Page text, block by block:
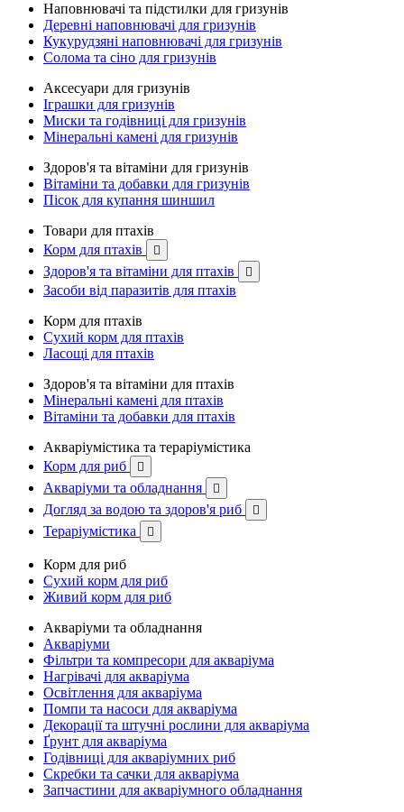
Наповнювачі та підстилки для гризунів
Деревні наповнювачі для гризунів
Кукурудзяні наповнювачі для гризунів
Солома та сіно для гризунів
Аксесуари для гризунів
Іграшки для гризунів
Миски та годівниці для гризунів
Мінеральні камені для гризунів
Здоров'я та вітаміни для гризунів
Вітаміни та добавки для гризунів
Пісок для купання шиншил
Товари для птахів
Корм для птахів

Здоров'я та вітаміни для птахів 
Засоби від паразитів для птахів
Корм для птахів
Сухий корм для птахів
Ласощі для птахів
Здоров'я та вітаміни для птахів
Мінеральні камені для птахів
Вітаміни та добавки для птахів
Акваріумістика та тераріумістика
Корм для риб

Акваріуми та обладнання 
Догляд за водою та здоров'я риб 
Тераріумістика 
Корм для риб
Сухий корм для риб
Живий корм для риб
Акваріуми та обладнання
Акваріуми
Фільтри та компресори для акваріума
Нагрівачі для акваріума
Освітлення для акваріума
Помпи та насоси для акваріума
Декорації та штучні рослини для акваріума
Ґрунт для акваріума
Годівниці для акваріумних риб
Скребки та сачки для акваріума
Запчастини для акваріумного обладнання